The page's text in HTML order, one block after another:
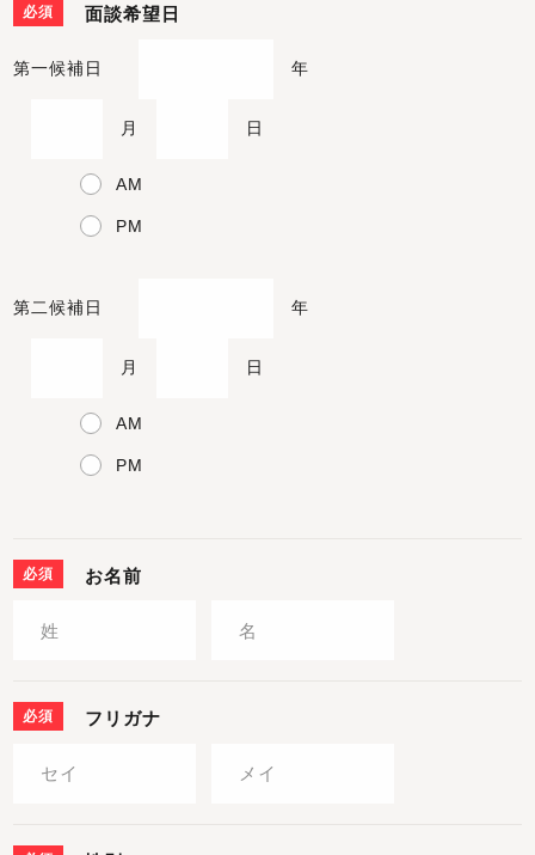
必須 面談希望日
第一候補日 年
月 日
AM
PM
第二候補日 年
月 日
AM
PM
必須 お名前
必須 フリガナ